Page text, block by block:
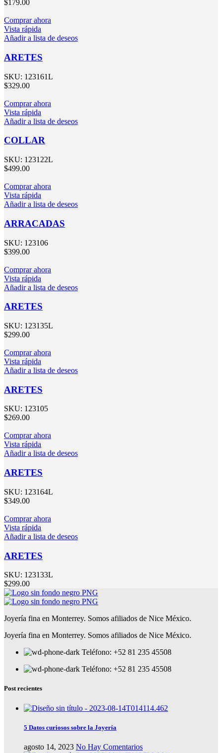
$179.00
Comprar ahora
Vista rápida
Añadir a lista de deseos
ARETES
SKU: 123161L
$329.00
Comprar ahora
Vista rápida
Añadir a lista de deseos
COLLAR
SKU: 123122L
$499.00
Comprar ahora
Vista rápida
Añadir a lista de deseos
ARRACADAS
SKU: 123106
$399.00
Comprar ahora
Vista rápida
Añadir a lista de deseos
ARETES
SKU: 123135L
$299.00
Comprar ahora
Vista rápida
Añadir a lista de deseos
ARETES
SKU: 123105
$269.00
Comprar ahora
Vista rápida
Añadir a lista de deseos
ARETES
SKU: 123164L
$349.00
Comprar ahora
Vista rápida
Añadir a lista de deseos
ARETES
SKU: 123133L
$299.00
Joyería fina en Monterrey. Somos afiliados de Nice México.
Joyería fina en Monterrey. Somos afiliados de Nice México.
Teléfono: +52 81 235 45508
Teléfono: +52 81 235 45508
Post recientes
5 Datos curiosos sobre la Joyería
agosto 14, 2023 No Hay Comentarios